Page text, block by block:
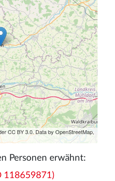
CC BY 3.0. Data by OpenStreetMap,
Personen erwähnt:
118659871)